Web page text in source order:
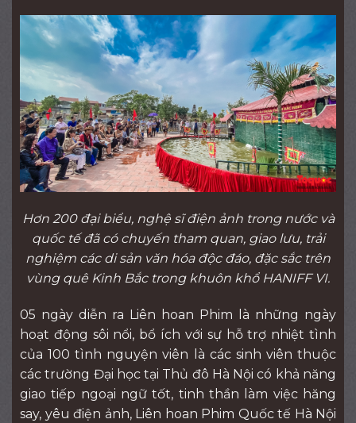
Hơn 200 đại biểu, nghệ sĩ điện ảnh trong nước và
quốc tế đã có chuyến tham quan, giao lưu, trải
nghiệm các di sản văn hóa độc đáo, đặc sắc trên
vùng quê Kinh Bắc trong khuôn khổ HANIFF VI.
05 ngày diễn ra Liên hoan Phim là những ngày
hoạt động sôi nổi, bổ ích với sự hỗ trợ nhiệt tình
của 100 tình nguyện viên là các sinh viên thuộc
các trường Đại học tại Thủ đô Hà Nội có khả năng
giao tiếp ngoại ngữ tốt, tinh thần làm việc hăng
say, yêu điện ảnh, Liên hoan Phim Quốc tế Hà Nội